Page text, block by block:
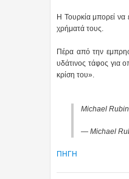
Η Τουρκία μπορεί να
χρήματά τους.
Πέρα από την
υδάτινος τάφος για
κρίση του».
Michael
— Michael
ΠΗΓΗ